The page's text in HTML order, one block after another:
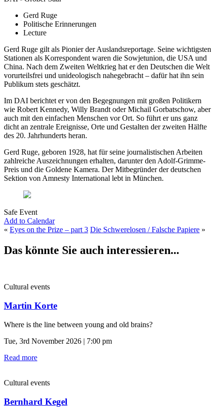
Gerd Ruge
Politische Erinnerungen
Lecture
Gerd Ruge gilt als Pionier der Auslandsreportage. Seine wichtigsten
Stationen als Korrespondent waren die Sowjetunion, die USA und
China. Nach dem Zweiten Weltkrieg hat er den Deutschen die Welt
vorurteilsfrei und unideologisch nahegebracht – dafür hat ihn sein
Publikum stets geschätzt.
Im DAI berichtet er von den Begegnungen mit großen Politikern
wie Robert Kennedy, Willy Brandt oder Michail Gorbatschow, aber
auch mit den einfachen Menschen vor Ort. So führt er uns ganz
dicht an zentrale Ereignisse, Orte und Gestalten der zweiten Hälfte
des 20. Jahrhunderts heran.
Gerd Ruge, geboren 1928, hat für seine journalistischen Arbeiten
zahlreiche Auszeichnungen erhalten, darunter den Adolf-Grimme-
Preis und die Goldene Kamera. Der Mitbegründer der deutschen
Sektion von Amnesty International lebt in München.
Safe Event
Add to Calendar
« Eyes on the Prize – part 3 Die Schwerelosen / Falsche Papiere »
Das könnte Sie auch interessieren...
Cultural events
Martin Korte
Where is the line between young and old brains?
Tue, 3rd November 2026 | 7:00 pm
Read more
Cultural events
Bernhard Kegel